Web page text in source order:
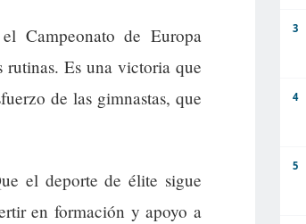
Campeonato de Europa
rutinas. Es una victoria que
de las gimnastas, que
el deporte de élite sigue
en formación y apoyo a
3
4
5